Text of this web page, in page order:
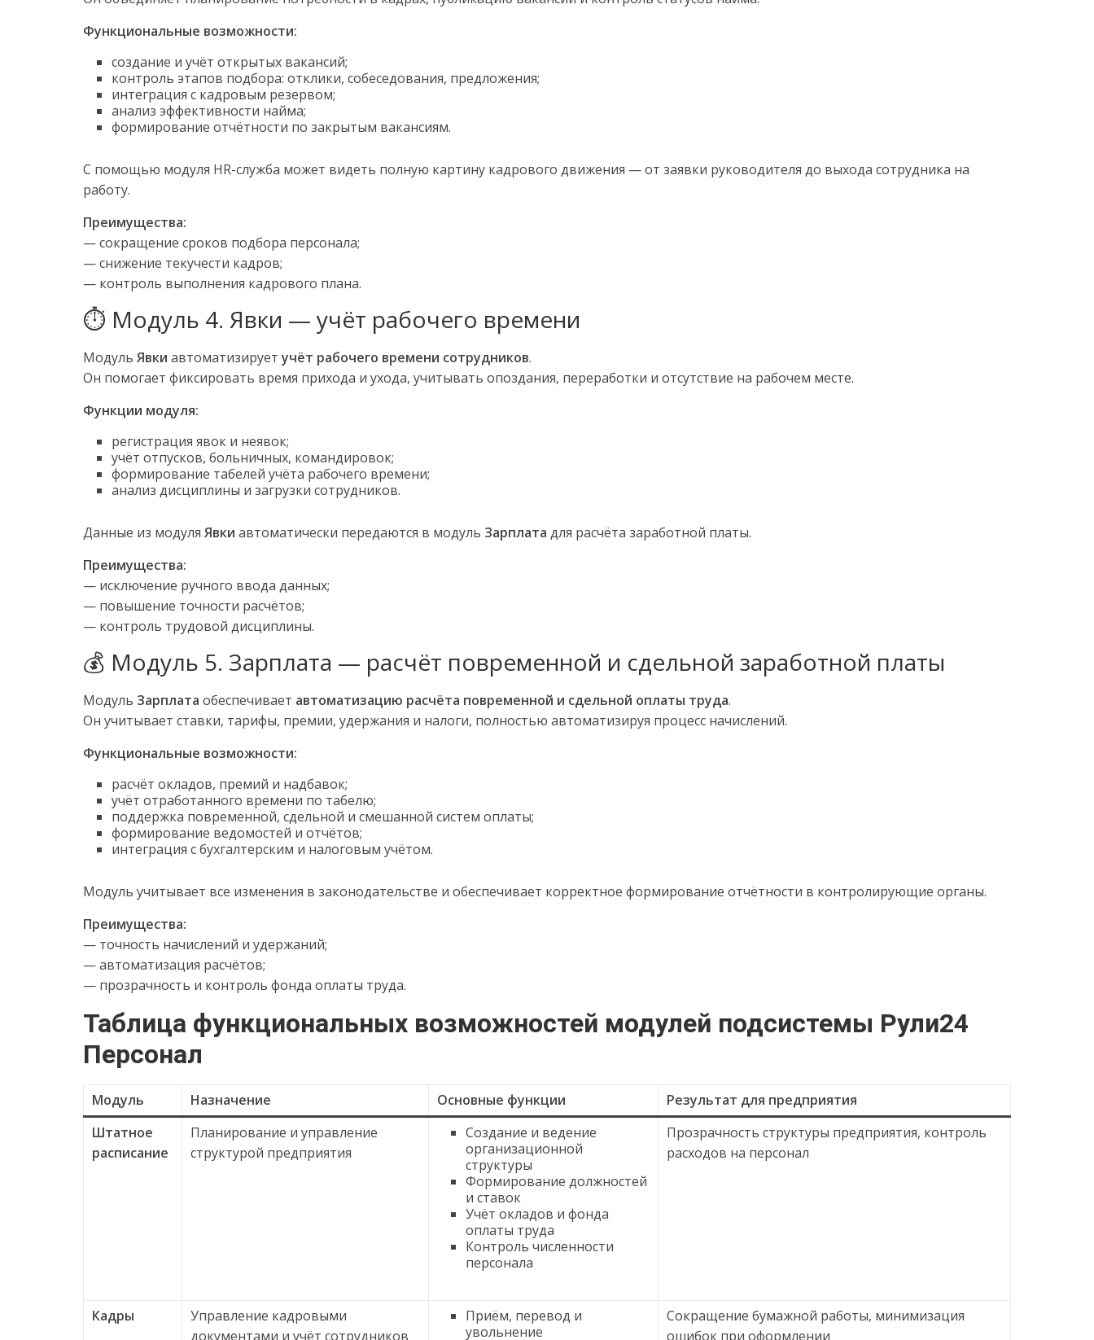
Функциональные возможности:
создание и учёт открытых вакансий;
контроль этапов подбора: отклики, собеседования, предложения;
интеграция с кадровым резервом;
анализ эффективности найма;
формирование отчётности по закрытым вакансиям.
С помощью модуля HR-служба может видеть полную картину кадрового движения — от заявки руководителя до выхода сотрудника на
работу.
Преимущества:
— сокращение сроков подбора персонала;
— снижение текучести кадров;
— контроль выполнения кадрового плана.
⏱️ Модуль 4. Явки — учёт рабочего времени
Модуль Явки автоматизируетучёт рабочего времени сотрудников.
Он помогает фиксировать время прихода и ухода, учитывать опоздания, переработки и отсутствие на рабочем месте.
Функции модуля:
регистрация явок и неявок;
учёт отпусков, больничных, командировок;
формирование табелей учёта рабочего времени;
анализ дисциплины и загрузки сотрудников.
Данные из модуля Явки автоматически передаются в модуль Зарплата для расчёта заработной платы.
Преимущества:
— исключение ручного ввода данных;
— повышение точности расчётов;
— контроль трудовой дисциплины.
💰 Модуль 5. Зарплата — расчёт повременной и сдельной заработной платы
Модуль Зарплата обеспечивает автоматизацию расчёта повременной и сдельной оплаты труда.
Он учитывает ставки, тарифы, премии, удержания и налоги, полностью автоматизируя процесс начислений.
Функциональные возможности:
расчёт окладов, премий и надбавок;
учёт отработанного времени по табелю;
поддержка повременной, сдельной и смешанной систем оплаты;
формирование ведомостей и отчётов;
интеграция с бухгалтерским и налоговым учётом.
Модуль учитывает все изменения в законодательстве и обеспечивает корректное формирование отчётности в контролирующие органы.
Преимущества:
— точность начислений и удержаний;
— автоматизация расчётов;
— прозрачность и контроль фонда оплаты труда.
Таблица функциональных возможностей модулей подсистемы Рули24
Персонал
Модуль Назначение Основные функции
Результат для предприятия
Штатное
расписание
Планирование и управление
структурой предприятия
Создание и ведение
организационной
структуры
Формирование должностей
и ставок
Учёт окладов и фонда
оплаты труда
Контроль численности
персонала
Прозрачность структуры предприятия, контроль
расходов на персонал
Кадры
Управление кадровыми
документами и учёт сотрудников
Приём, перевод и
увольнение
Сокращение бумажной работы, минимизация
ошибок при оформлении